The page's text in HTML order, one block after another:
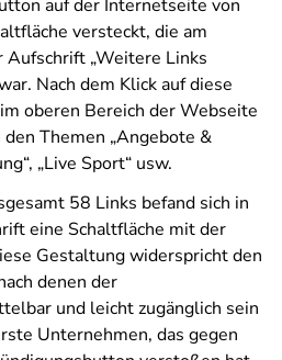
auf der Internetseite von
versteckt, die am
„Weitere Links
Nach dem Klick auf diese
oberen Bereich der Webseite
Themen „Angebote &
„Live Sport“ usw.
58 Links befand sich in
eine Schaltfläche mit der
Gestaltung widerspricht den
denen der
und leicht zugänglich sein
Unternehmen, das gegen